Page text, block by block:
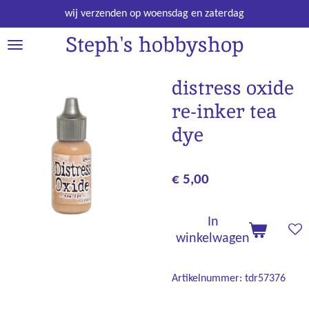
direct
naar
Steph's hobbyshop
wij verzenden op woensdag en zaterdag
distress oxide
re-inker tea
dye
€ 5,00
In
winkelwagen
Artikelnummer: tdr57376